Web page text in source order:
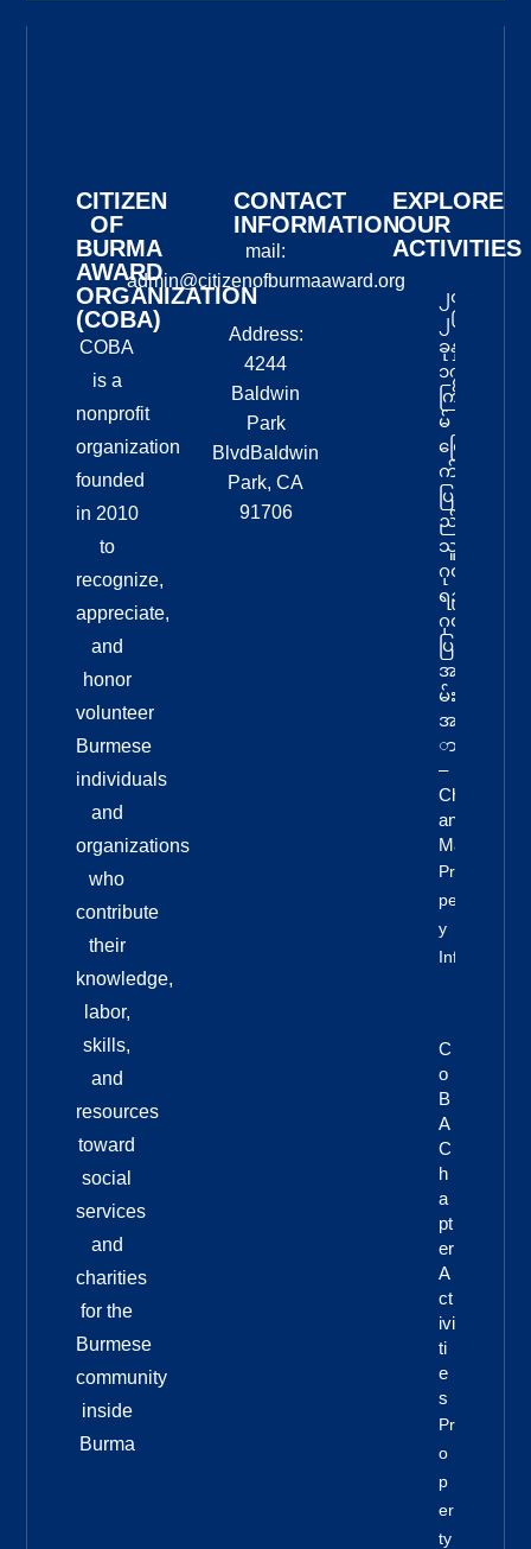
CITIZEN
OF
BURMA
AWARD
ORGANIZATION
(COBA)
COBA
is a
nonprofit
organization
founded
in 2010
to
recognize,
appreciate,
and
honor
volunteer
Burmese
individuals
and
organizations
who
contribute
their
knowledge,
labor,
skills,
and
resources
toward
social
services
and
charities
for the
Burmese
community
inside
Burma
CONTACT
INFORMATION
mail:
admin@citizenofburmaaward.org
Address:
4244
Baldwin
Park
BlvdBaldwin
Park, CA
91706
EXPLORE
OUR
ACTIVITIES
၂၀
၂၆
ခုနှစ်
၁၇
ကြိ
မ်
မြော
က်
ပြ
ည်
သူ့
ဂုဏ်
ရည်
ဂုဏ်
ပြုမှု
အခ
မ်း
အန
ား
–
Chi
Ang
Mai
Pro
Pert
Y
Info
C
O
B
A
C
H
A
Pt
Er
A
Ct
Ivi
Ti
E
S
Pr
O
P
Er
Ty